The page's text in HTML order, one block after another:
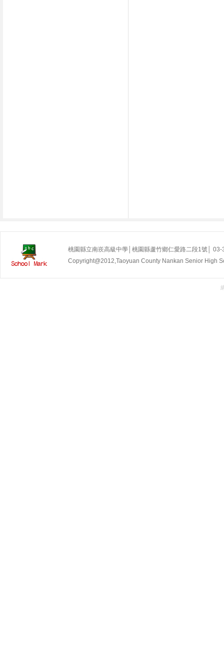
桃園縣立南崁高級中學│桃園縣蘆竹鄉仁愛路二段1號│
Copyright@2012,Taoyuan County Nankan Senior High